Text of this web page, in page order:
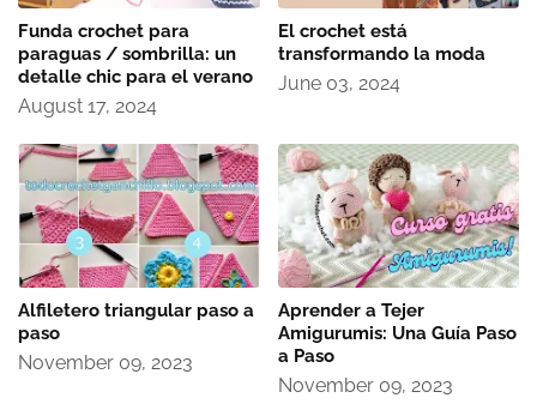
Funda crochet para
paraguas / sombrilla: un
detalle chic para el verano
August 17, 2024
El crochet está
transformando la moda
June 03, 2024
Alfiletero triangular paso a
paso
November 09, 2023
Aprender a Tejer
Amigurumis: Una Guía Paso
a Paso
November 09, 2023